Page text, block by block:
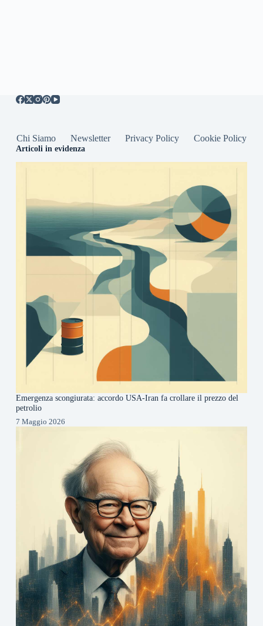
Chi Siamo Newsletter Privacy Policy Cookie Policy
Articoli in evidenza
Emergenza scongiurata: accordo USA-Iran fa crollare il prezzo del
petrolio
7 Maggio 2026